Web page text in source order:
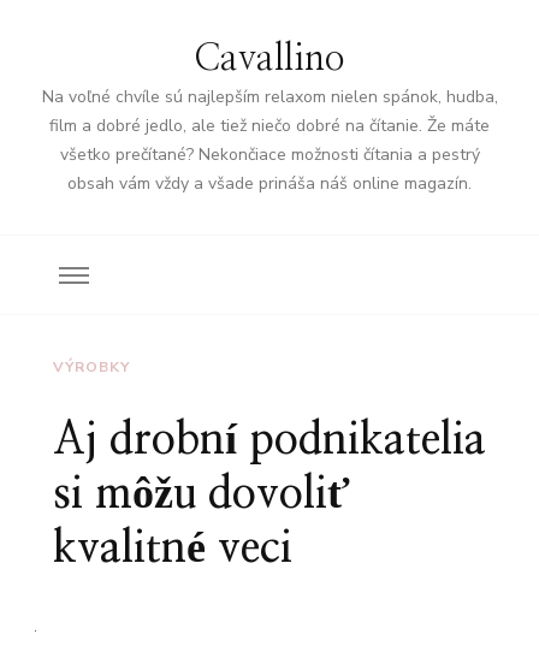
Cavallino
Na voľné chvíle sú najlepším relaxom nielen spánok, hudba,
film a dobré jedlo, ale tiež niečo dobré na čítanie. Že máte
všetko prečítané? Nekončiace možnosti čítania a pestrý
obsah vám vždy a všade prináša náš online magazín.
VÝROBKY
Aj drobní podnikatelia
si môžu dovoliť
kvalitné veci